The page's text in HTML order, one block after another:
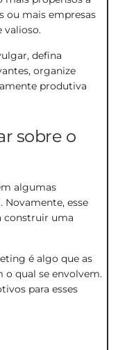
ou mais empresas
valioso.
defina
organize
produtiva
sobre o
algumas
Novamente, esse
construir uma
é algo que as
o qual se envolvem.
para esses